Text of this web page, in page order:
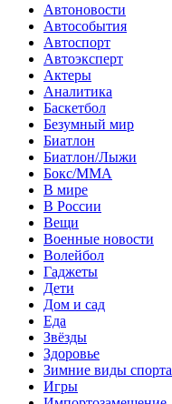
Автоновости
Автособытия
Автоспорт
Автоэксперт
Актеры
Аналитика
Баскетбол
Безумный мир
Биатлон
Биатлон/Лыжи
Бокс/MMA
В мире
В России
Вещи
Военные новости
Волейбол
Гаджеты
Дети
Дом и сад
Еда
Звёзды
Здоровье
Зимние виды спорта
Игры